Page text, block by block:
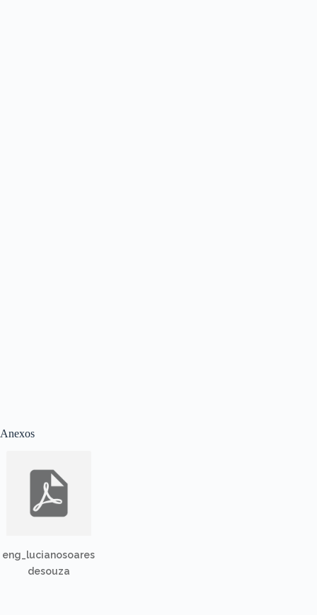
Anexos
eng_lucianosoares
desouza